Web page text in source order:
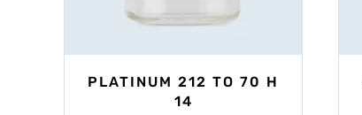
PLATINUM 212 TO 70 H
14